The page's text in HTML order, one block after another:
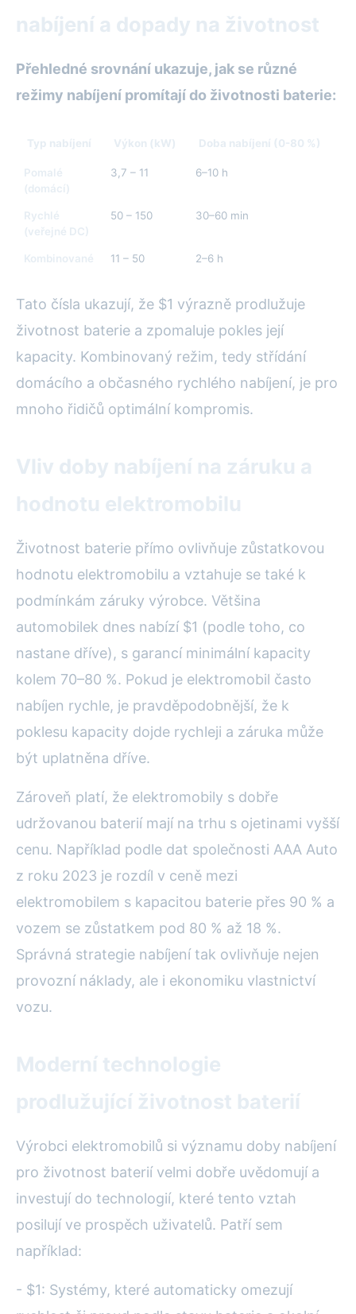
nabíjení a dopady na životnost
Přehledné srovnání ukazuje, jak se různé
režimy nabíjení promítají do životnosti baterie:
Typ nabíjení Výkon (kW) Doba nabíjení (0-80 %)
Pomalé
(domácí)
3,7 – 11 6–10 h
Rychlé
(veřejné DC)
50 – 150 30–60 min
Kombinované 11 – 50 2–6 h
Tato čísla ukazují, že $1 výrazně prodlužuje
životnost baterie a zpomaluje pokles její
kapacity. Kombinovaný režim, tedy střídání
domácího a občasného rychlého nabíjení, je pro
mnoho řidičů optimální kompromis.
Vliv doby nabíjení na záruku a
hodnotu elektromobilu
Životnost baterie přímo ovlivňuje zůstatkovou
hodnotu elektromobilu a vztahuje se také k
podmínkám záruky výrobce. Většina
automobilek dnes nabízí $1 (podle toho, co
nastane dříve), s garancí minimální kapacity
kolem 70–80 %. Pokud je elektromobil často
nabíjen rychle, je pravděpodobnější, že k
poklesu kapacity dojde rychleji a záruka může
být uplatněna dříve.
Zároveň platí, že elektromobily s dobře
udržovanou baterií mají na trhu s ojetinami vyšší
cenu. Například podle dat společnosti AAA Auto
z roku 2023 je rozdíl v ceně mezi
elektromobilem s kapacitou baterie přes 90 % a
vozem se zůstatkem pod 80 % až 18 %.
Správná strategie nabíjení tak ovlivňuje nejen
provozní náklady, ale i ekonomiku vlastnictví
vozu.
Moderní technologie
prodlužující životnost baterií
Výrobci elektromobilů si významu doby nabíjení
pro životnost baterií velmi dobře uvědomují a
investují do technologií, které tento vztah
posilují ve prospěch uživatelů. Patří sem
například:
- $1: Systémy, které automaticky omezují